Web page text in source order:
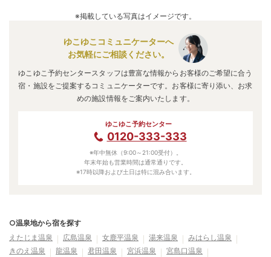
などと言われています。※掲載している写真はイメージです。
ゆこゆこコミュニケーターへ
お気軽にご相談ください。
ゆこゆこ予約センタースタッフは豊富な情報からお客様のご希望に合う
宿・施設をご提案するコミュニケーターです。お客様に寄り添い、お求
めの施設情報をご案内いたします。
ゆこゆこ予約センター
0120-333-333
※年中無休（9:00～21:00受付）。
年末年始も営業時間は通常通りです。
※17時以降および土日は特に混み合います。
○温泉地から宿を探す
えたじま温泉
広島温泉 女鹿平温泉 湯来温泉
みはらし温泉
きのえ温泉
龍温泉 君田温泉 宮浜温泉
宮島口温泉